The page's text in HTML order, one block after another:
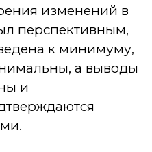
изменений в
перспективным,
к минимуму,
а выводы
и